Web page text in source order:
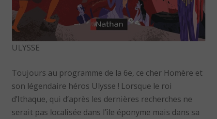
ULYSSE
Toujours au programme de la 6e, ce cher Homère et
son légendaire héros Ulysse ! Lorsque le roi
d’Ithaque, qui d’après les dernières recherches ne
serait pas localisée dans l’île éponyme mais dans sa